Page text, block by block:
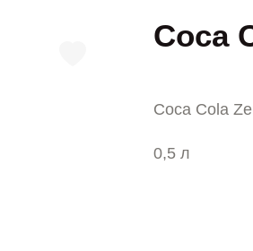
Coca
Coca Cola
0,5 л